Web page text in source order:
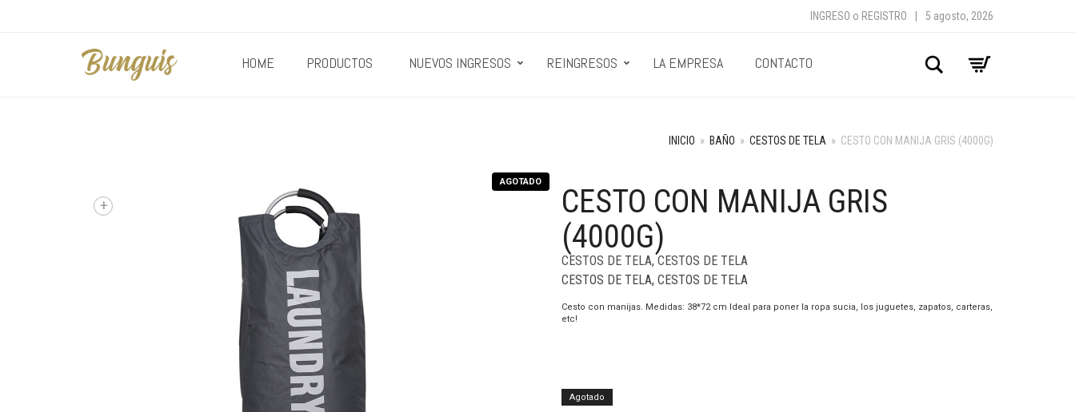
INGRESO o REGISTRO 5 agosto, 2026
HOME PRODUCTOS NUEVOS INGRESOS REINGRESOS LA EMPRESA CONTACTO Buscar
INICIO » BAÑO » CESTOS DE TELA » CESTO CON MANIJA GRIS (4000G)
AGOTADO
+
CESTO CON MANIJA GRIS
(4000G)
CESTOS DE TELA, CESTOS DE TELA
CESTOS DE TELA, CESTOS DE TELA
Cesto con manijas. Medidas: 38*72 cm Ideal para poner la ropa sucia, los juguetes, zapatos, carteras,
etc!
Agotado